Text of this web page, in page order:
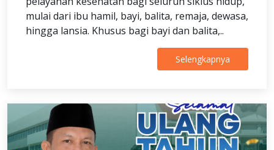
mulai dari ibu hamil, bayi, balita, remaja, dewasa,
hingga lansia. Khusus bagi bayi dan balita,..
Selengkapnya